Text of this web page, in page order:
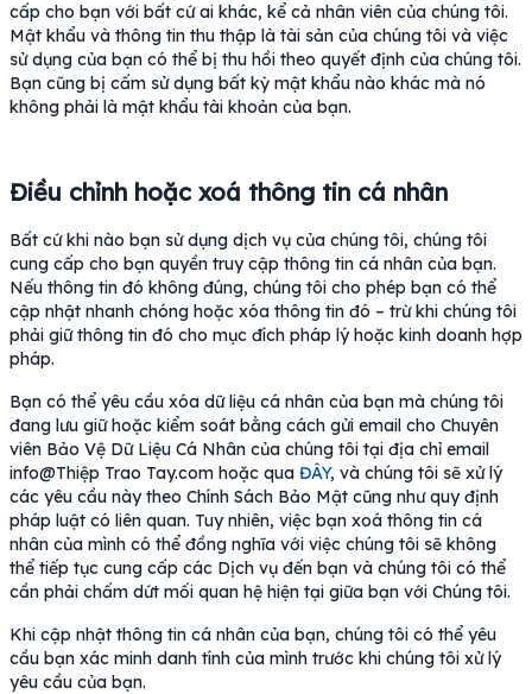
cấp cho bạn với bất cứ ai khác, kể cả nhân viên của chúng tôi.
Mật khẩu và thông tin thu thập là tài sản của chúng tôi và việc
sử dụng của bạn có thể bị thu hồi theo quyết định của chúng tôi.
Bạn cũng bị cấm sử dụng bất kỳ mật khẩu nào khác mà nó
không phải là mật khẩu tài khoản của bạn.
Điều chỉnh hoặc xoá thông tin cá nhân
Bất cứ khi nào bạn sử dụng dịch vụ của chúng tôi, chúng tôi
cung cấp cho bạn quyền truy cập thông tin cá nhân của bạn.
Nếu thông tin đó không đúng, chúng tôi cho phép bạn có thể
cập nhật nhanh chóng hoặc xóa thông tin đó – trừ khi chúng tôi
phải giữ thông tin đó cho mục đích pháp lý hoặc kinh doanh hợp
pháp.
Bạn có thể yêu cầu xóa dữ liệu cá nhân của bạn mà chúng tôi
đang lưu giữ hoặc kiểm soát bằng cách gửi email cho Chuyên
viên Bảo Vệ Dữ Liệu Cá Nhân của chúng tôi tại địa chỉ email
info@Thiệp Trao Tay.com hoặc qua ĐÂY, và chúng tôi sẽ xử lý
các yêu cầu này theo Chính Sách Bảo Mật cũng như quy định
pháp luật có liên quan. Tuy nhiên, việc bạn xoá thông tin cá
nhân của mình có thể đồng nghĩa với việc chúng tôi sẽ không
thể tiếp tục cung cấp các Dịch vụ đến bạn và chúng tôi có thể
cần phải chấm dứt mối quan hệ hiện tại giữa bạn với Chúng tôi.
Khi cập nhật thông tin cá nhân của bạn, chúng tôi có thể yêu
cầu bạn xác minh danh tính của mình trước khi chúng tôi xử lý
yêu cầu của bạn.